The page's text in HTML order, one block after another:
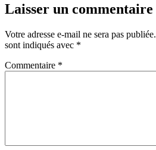
Laisser un commentaire
Votre adresse e-mail ne sera pas publiée.
sont indiqués avec *
Commentaire *